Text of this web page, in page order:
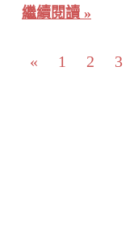
繼續閱讀
文
« Previous
1 2 3